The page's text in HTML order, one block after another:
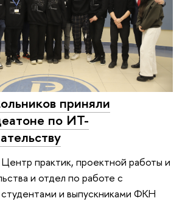
приняли
по ИТ-
практик, проектной работы и
и отдел по работе с
и выпускниками ФКН